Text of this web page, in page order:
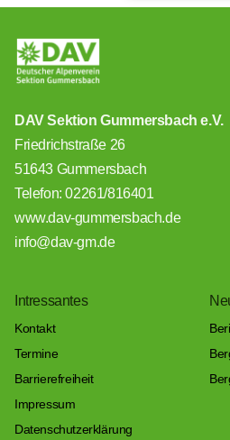
DAV Sektion Gummersbach e.V.
Friedrichstraße 26
51643 Gummersbach
Telefon: 02261/816401
www.dav-gummersbach.de
info@dav-gm.de
Intressantes
Kontakt
Termine
Barrierefreiheit
Impressum
Datenschutzerklärung